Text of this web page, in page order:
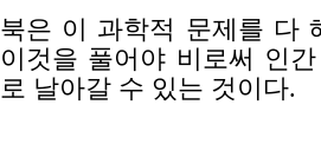
북은 이 과학적 문제를 다
이것을 풀어야 비로써 인
로 날아갈 수 있는 것이다.